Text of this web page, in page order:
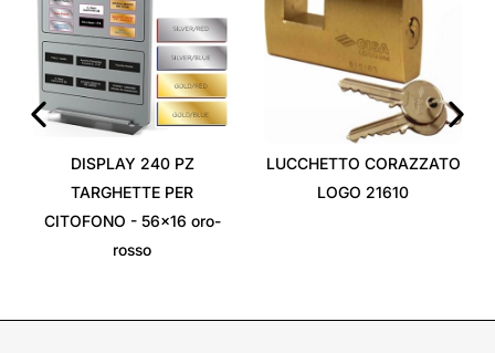
DISPLAY 240 PZ
TARGHETTE PER
CITOFONO - 56x16 oro-
rosso
LUCCHETTO CORAZZATO
LOGO 21610
›